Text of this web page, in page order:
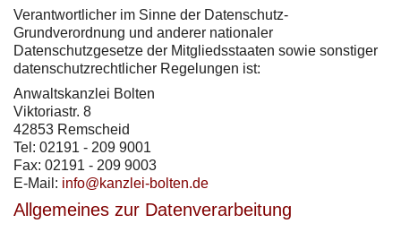
Verantwortlicher im Sinne der Datenschutz-
Grundverordnung und anderer nationaler
Datenschutzgesetze der Mitgliedsstaaten sowie sonstiger
datenschutzrechtlicher Regelungen ist:
Anwaltskanzlei Bolten
Viktoriastr. 8
42853 Remscheid
Tel: 02191 - 209 9001
Fax: 02191 - 209 9003
E-Mail: info@kanzlei-bolten.de
Allgemeines zur Datenverarbeitung